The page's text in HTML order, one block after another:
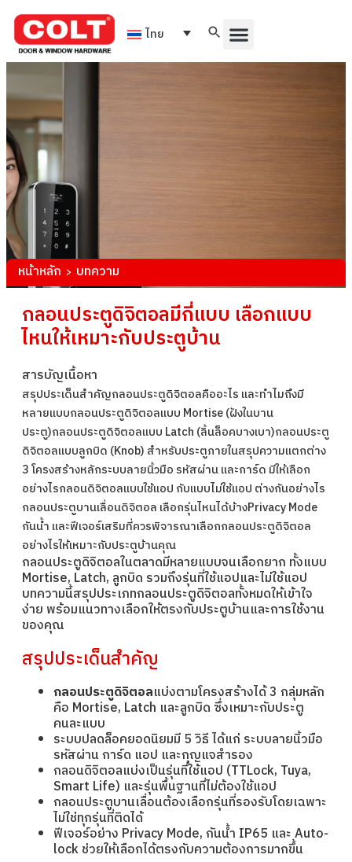
ไทย
หน้าหลัก > บทความ
กลอนประตูดิจิตอลมีกี่แบบ เลือกแบบ
ไหนให้เหมาะกับประตูบ้าน
สารบัญเนื้อหา
สรุปประเด็นสำคัญกลอนประตูดิจิตอลคืออะไร และทำไมถึงมี
หลายแบบกลอนประตูดิจิตอลแบบ Mortise (ฝังในบาน
ประตู)กลอนประตูดิจิตอลแบบ Latch (ลิ้นล็อคบางเบา)กลอนประตู
ดิจิตอลแบบลูกบิด (Knob) สำหรับประตูภายในสรุปความแตกต่าง
3 โครงสร้างหลักระบบลายนิ้วมือ รหัสผ่าน และการ์ด มีให้เลือก
อย่างไรกลอนดิจิตอลแบบใช้แอป กับแบบไม่ใช้แอป ต่างกันอย่างไร
กลอนประตูบานเลื่อนดิจิตอล เลือกรุ่นไหนได้บ้างPrivacy Mode
กันน้ำ และฟีเจอร์เสริมที่ควรพิจารณาเลือกกลอนประตูดิจิตอล
อย่างไรให้เหมาะกับประตูบ้านคุณ
กลอนประตูดิจิตอลในตลาดมีหลายแบบจนเลือกยาก ทั้งแบบ
Mortise, Latch, ลูกบิด รวมถึงรุ่นที่ใช้แอปและไม่ใช้แอป
บทความนี้สรุปประเภทกลอนประตูดิจิตอลทั้งหมดให้เข้าใจ
ง่าย พร้อมแนวทางเลือกให้ตรงกับประตูบ้านและการใช้งาน
ของคุณ
สรุปประเด็นสำคัญ
กลอนประตูดิจิตอลแบ่งตามโครงสร้างได้ 3 กลุ่มหลัก
คือ Mortise, Latch และลูกบิด ซึ่งเหมาะกับประตู
คนละแบบ
ระบบปลดล็อคยอดนิยมมี 5 วิธี ได้แก่ ระบบลายนิ้วมือ
รหัสผ่าน การ์ด แอป และกุญแจสำรอง
กลอนดิจิตอลแบ่งเป็นรุ่นที่ใช้แอป (TTLock, Tuya,
Smart Life) และรุ่นพื้นฐานที่ไม่ต้องใช้แอป
กลอนประตูบานเลื่อนต้องเลือกรุ่นที่รองรับโดยเฉพาะ
ไม่ใช่ทุกรุ่นที่ติดได้
ฟีเจอร์อย่าง Privacy Mode, กันน้ำ IP65 และ Auto-
lock ช่วยให้เลือกได้ตรงกับความต้องการมากขึ้น